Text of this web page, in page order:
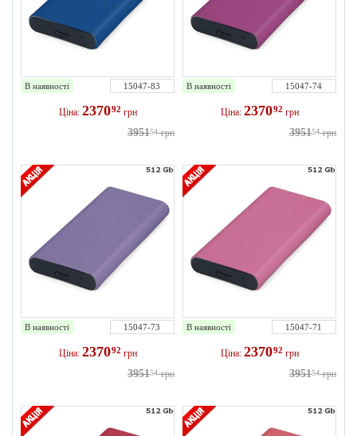
В наявності 15047-83
Ціна: 237092 грн
395154 грн
В наявності 15047-74
Ціна: 237092 грн
395154 грн
В наявності 15047-73
Ціна: 237092 грн
395154 грн
В наявності 15047-71
Ціна: 237092 грн
395154 грн